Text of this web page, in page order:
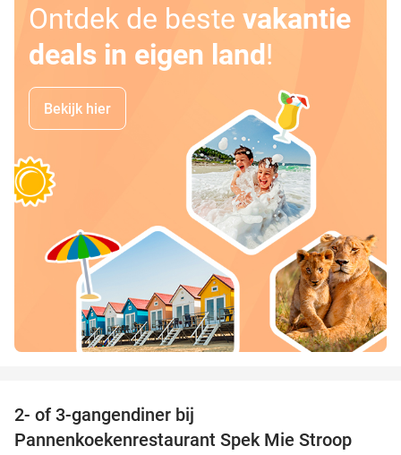
Ontdek de beste vakantie
deals in eigen land!
Bekijk hier
2- of 3-gangendiner bij
Pannenkoekenrestaurant Spek Mie Stroop